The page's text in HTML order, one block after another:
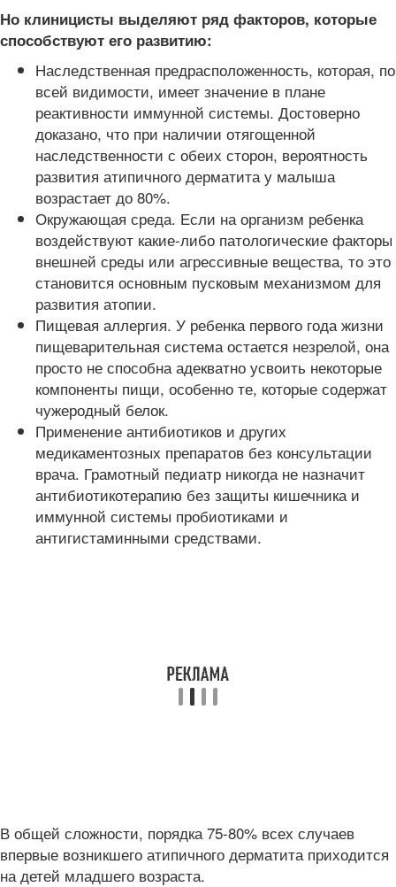
Но клиницисты выделяют ряд факторов, которые
способствуют его развитию:
Наследственная предрасположенность, которая, по
всей видимости, имеет значение в плане
реактивности иммунной системы. Достоверно
доказано, что при наличии отягощенной
наследственности с обеих сторон, вероятность
развития атипичного дерматита у малыша
возрастает до 80%.
Окружающая среда. Если на организм ребенка
воздействуют какие-либо патологические факторы
внешней среды или агрессивные вещества, то это
становится основным пусковым механизмом для
развития атопии.
Пищевая аллергия. У ребенка первого года жизни
пищеварительная система остается незрелой, она
просто не способна адекватно усвоить некоторые
компоненты пищи, особенно те, которые содержат
чужеродный белок.
Применение антибиотиков и других
медикаментозных препаратов без консультации
врача. Грамотный педиатр никогда не назначит
антибиотикотерапию без защиты кишечника и
иммунной системы пробиотиками и
антигистаминными средствами.
В общей сложности, порядка 75-80% всех случаев
впервые возникшего атипичного дерматита приходится
на детей младшего возраста.